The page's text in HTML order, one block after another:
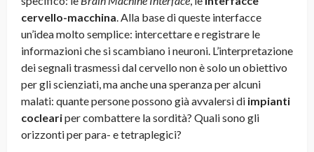
cervello-macchina . Alla base di queste interfacce
un’idea molto semplice: intercettare e registrare le
informazioni che si scambiano i neuroni. L’interpretazione
dei segnali trasmessi dal cervello non è solo un obiettivo
per gli scienziati, ma anche una speranza per alcuni
malati: quante persone possono già avvalersi di impianti
cocleariper combattere la sordità? Quali sono gli
orizzonti per para- e tetraplegici?